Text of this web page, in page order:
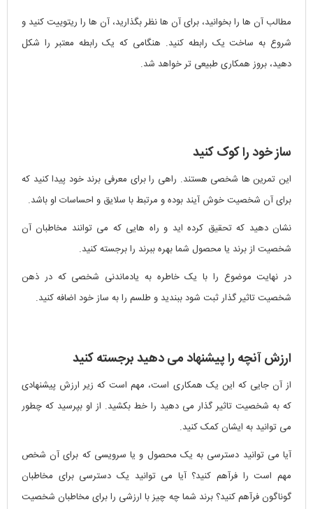
مطالب آن ها را بخوانید، برای آن ها نظر بگذارید، آن ها را ریتوییت کنید و
شروع به ساخت یک رابطه کنید. هنگامی که یک رابطه معتبر را شکل
دهید، بروز همکاری طبیعی تر خواهد شد.
ساز خود را کوک کنید
این تمرین ها شخصی هستند. راهی را برای معرفی برند خود پیدا کنید که
برای آن شخصیت خوش آیند بوده و مرتبط با سلایق و احساسات او باشد.
نشان دهید که تحقیق کرده اید و راه هایی که می توانند مخاطبان آن
شخصیت از برند یا محصول شما بهره ببرند را برجسته کنید.
در نهایت موضوع را با یک خاطره به یادماندنی شخصی که در ذهن
شخصیت تاثیر گذار ثبت شود ببندید و طلسم را به ساز خود اضافه کنید.
ارزش آنچه را پیشنهاد می دهید برجسته کنید
از آن جایی که این یک همکاری است، مهم است که زیر ارزش پیشنهادی
که به شخصیت تاثیر گذار می دهید را خط بکشید. از او بپرسید که چطور
می توانید به ایشان کمک کنید.
آیا می توانید دسترسی به یک محصول و یا سرویسی که برای آن شخص
مهم است را فرآهم کنید؟ آیا می توانید یک دسترسی برای مخاطبان
گوناگون فرآهم کنید؟ برند شما چه چیز با ارزشی را برای مخاطبان شخصیت